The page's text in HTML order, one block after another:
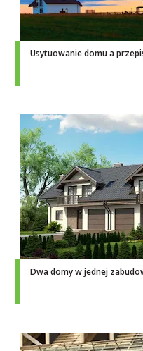
Usytuowanie domu a
Dwa domy w jednej